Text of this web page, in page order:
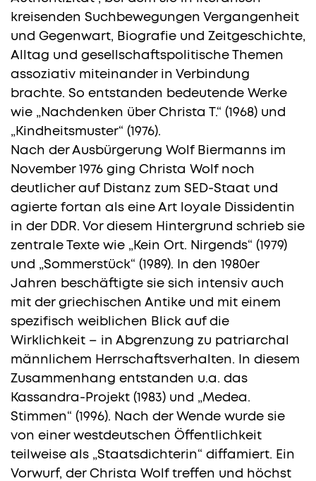
kreisenden Suchbewegungen Vergangenheit
und Gegenwart, Biografie und Zeitgeschichte,
Alltag und gesellschaftspolitische Themen
assoziativ miteinander in Verbindung
brachte. So entstanden bedeutende Werke
wie „Nachdenken über Christa T.“ (1968) und
„Kindheitsmuster“ (1976).
Nach der Ausbürgerung Wolf Biermanns im
November 1976 ging Christa Wolf noch
deutlicher auf Distanz zum SED-Staat und
agierte fortan als eine Art loyale Dissidentin
in der DDR. Vor diesem Hintergrund schrieb sie
zentrale Texte wie „Kein Ort. Nirgends“ (1979)
und „Sommerstück“ (1989). In den 1980er
Jahren beschäftigte sie sich intensiv auch
mit der griechischen Antike und mit einem
spezifisch weiblichen Blick auf die
Wirklichkeit – in Abgrenzung zu patriarchal
männlichem Herrschaftsverhalten. In diesem
Zusammenhang entstanden u.a. das
Kassandra-Projekt (1983) und „Medea.
Stimmen“ (1996). Nach der Wende wurde sie
von einer westdeutschen Öffentlichkeit
teilweise als „Staatsdichterin“ diffamiert. Ein
Vorwurf, der Christa Wolf treffen und höchst